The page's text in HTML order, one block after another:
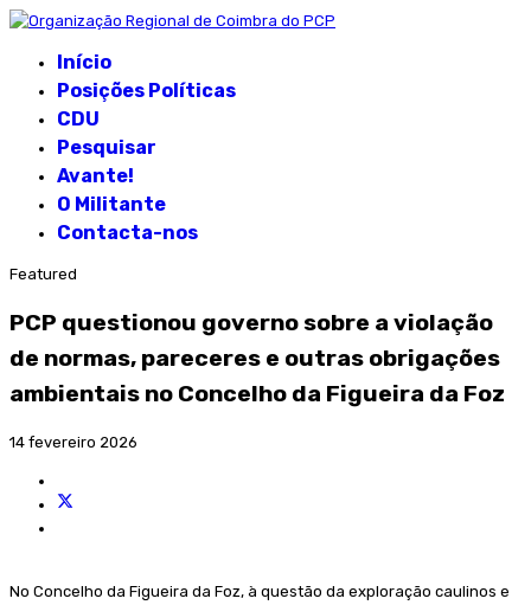
Início
Posições Políticas
CDU
Pesquisar
Avante!
O Militante
Contacta-nos
Featured
PCP questionou governo sobre a violação
de normas, pareceres e outras obrigações
ambientais no Concelho da Figueira da Foz
14 fevereiro 2026
No Concelho da Figueira da Foz, à questão da exploração caulinos e